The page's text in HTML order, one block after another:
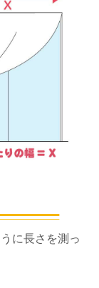
に長さを測っ